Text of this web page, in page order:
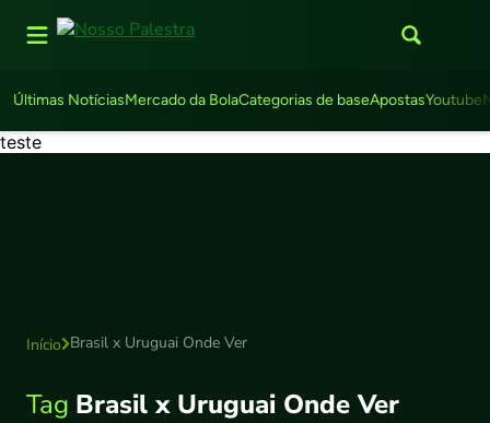
Últimas NotíciasMercado da BolaCategorias de baseApostasYoutube
teste
Início Brasil x Uruguai Onde Ver
Tag Brasil x Uruguai Onde Ver